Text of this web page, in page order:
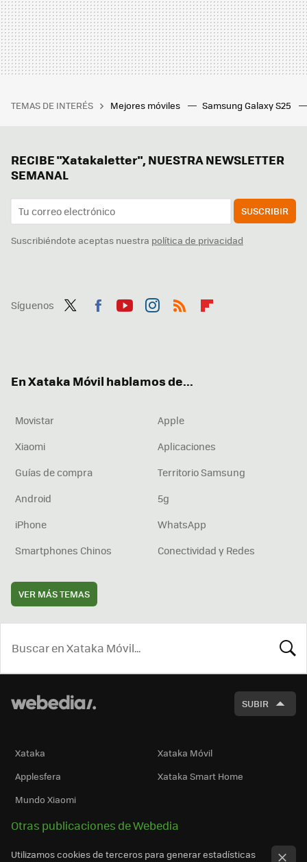
TEMAS DE INTERÉS Mejores móviles Samsung Galaxy S25
RECIBE "Xatakaletter", NUESTRA NEWSLETTER
SEMANAL
SUSCRIBIR
Suscribiéndote aceptas nuestra política de privacidad
Síguenos
En Xataka Móvil hablamos de...
Movistar
Apple
Xiaomi
Aplicaciones
Guías de compra
Territorio Samsung
Android
5g
iPhone
WhatsApp
Smartphones Chinos
Conectividad y Redes
VER MÁS TEMAS
SUBIR
Xataka
Xataka Móvil
Applesfera
Xataka Smart Home
Mundo Xiaomi
Otras publicaciones de Webedia
Utilizamos cookies de terceros para generar estadísticas